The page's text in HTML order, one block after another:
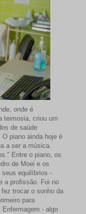
onde é
teimosia, criou um
de saúde
piano ainda hoje é
a ser a música.
Entre o piano, os
de Moei e os
equilíbrios -
a profissão. Foi no
trocar o sonho da
para
Enfermagem - algo